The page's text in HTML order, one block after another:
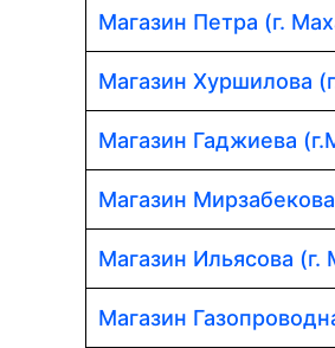
Магазин Петра (г.
Магазин Хуршилова
Магазин Гаджиева
Магазин
Магазин Ильясова (г.
Магазин